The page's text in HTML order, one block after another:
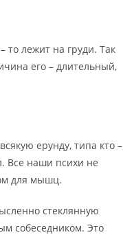
то лежит на груди. Так
его – длительный,
ерунду, типа кто –
Все наши психи не
для мышц.
стеклянную
собеседником. Это